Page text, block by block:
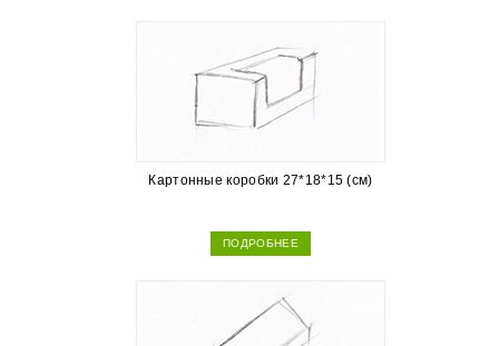
Картонные коробки 27*18*15 (см)
ПОДРОБНЕЕ